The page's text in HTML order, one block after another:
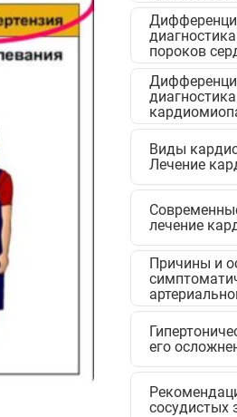
пороков
диагностика
Виды
Лечение
лечение
Причины и
его
сосудистых